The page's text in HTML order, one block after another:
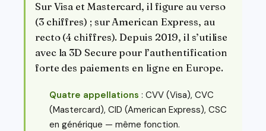
Sur Visa et Mastercard, il figure au verso
(3 chiffres) ; sur American Express, au
recto (4 chiffres). Depuis 2019, il s’utilise
avec la 3D Secure pour l’authentification
forte des paiements en ligne en Europe.
Quatre appellations : CVV (Visa), CVC
(Mastercard), CID (American Express), CSC
en générique — même fonction.